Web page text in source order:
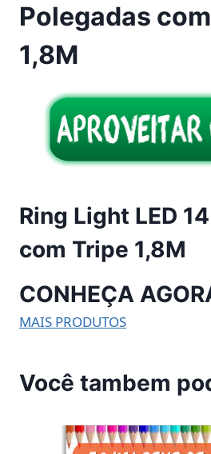
Polegadas
1,8M
Ring Light LED
com Tripe 1,8M
CONHEÇA
MAIS PRODUTOS
Você tambem